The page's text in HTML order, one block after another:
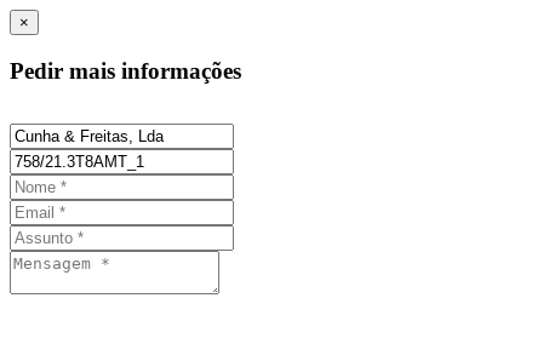
×
Pedir mais informações